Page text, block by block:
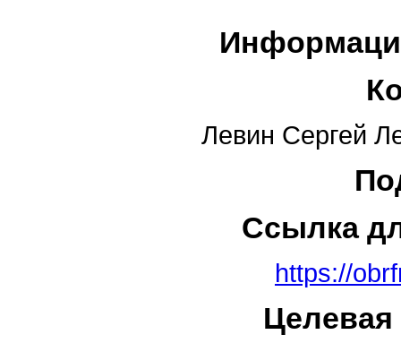
Левин Сергей
Ссылка
https://